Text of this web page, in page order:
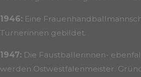
1946: Eine
Turnerinnen gebildet.
1947: Die Faustballerinnen-
werden Ostwestfalenmeister.